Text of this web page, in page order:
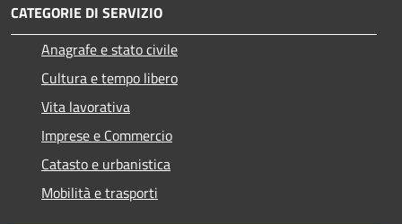
CATEGORIE DI SERVIZIO
Anagrafe e stato civile
Cultura e tempo libero
Vita lavorativa
Imprese e Commercio
Catasto e urbanistica
Mobilità e trasporti